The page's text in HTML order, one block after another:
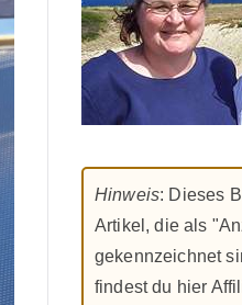
Hinweis: Dieses
Artikel, die als
gekennzeichnet
findest du hier